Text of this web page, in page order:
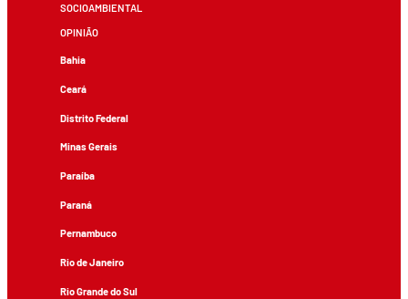
SOCIOAMBIENTAL
OPINIÃO
Bahia
Ceará
Distrito Federal
Minas Gerais
Paraíba
Paraná
Pernambuco
Rio de Janeiro
Rio Grande do Sul